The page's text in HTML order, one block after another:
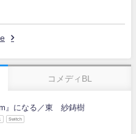
コメディBL
』になる／東 紗鋳樹
Switch